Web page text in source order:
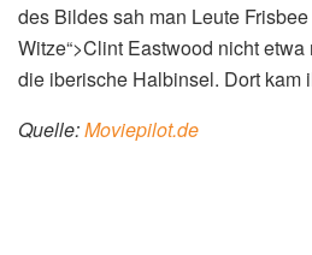
des Bildes sah man Leute
Witze“>Clint Eastwood nicht
die iberische Halbinsel. Dort kam
Quelle:Moviepilot.de